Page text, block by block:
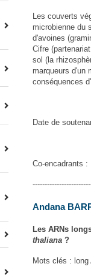
Les couverts
microbienne du
d'avoines
Cifre
sol (la
marqueurs d'un
conséquences
Date de
Co-encadrants :
Andana
Les ARNs
thaliana ?
Mots clés : long